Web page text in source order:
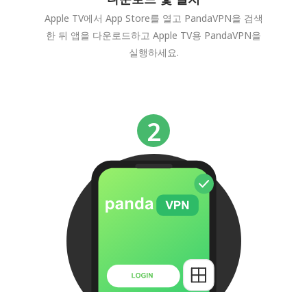
Apple TV에서 App Store를 열고 PandaVPN을 검색
한 뒤 앱을 다운로드하고 Apple TV용 PandaVPN을
실행하세요.